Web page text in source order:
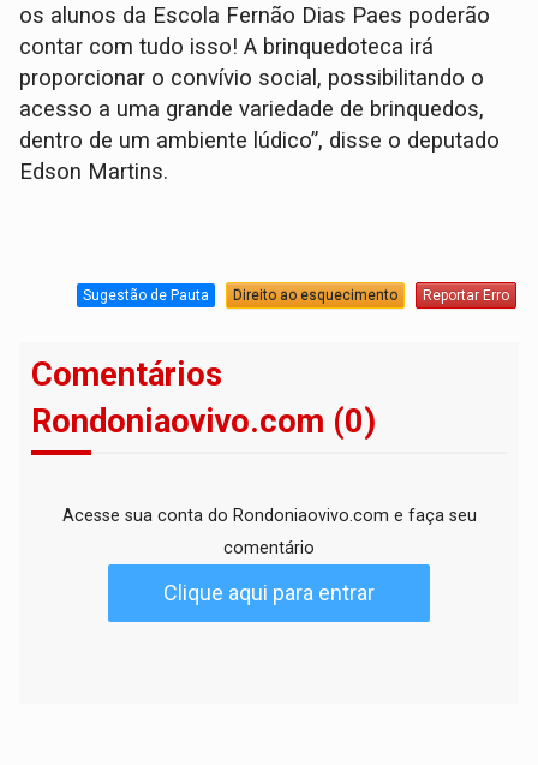
os alunos da Escola Fernão Dias Paes poderão
contar com tudo isso! A brinquedoteca irá
proporcionar o convívio social, possibilitando o
acesso a uma grande variedade de brinquedos,
dentro de um ambiente lúdico”, disse o deputado
Edson Martins.
Sugestão de Pauta Direito ao esquecimento Reportar Erro
Comentários
Rondoniaovivo.com (0)
Acesse sua conta do Rondoniaovivo.com e faça seu
comentário
Clique aqui para entrar